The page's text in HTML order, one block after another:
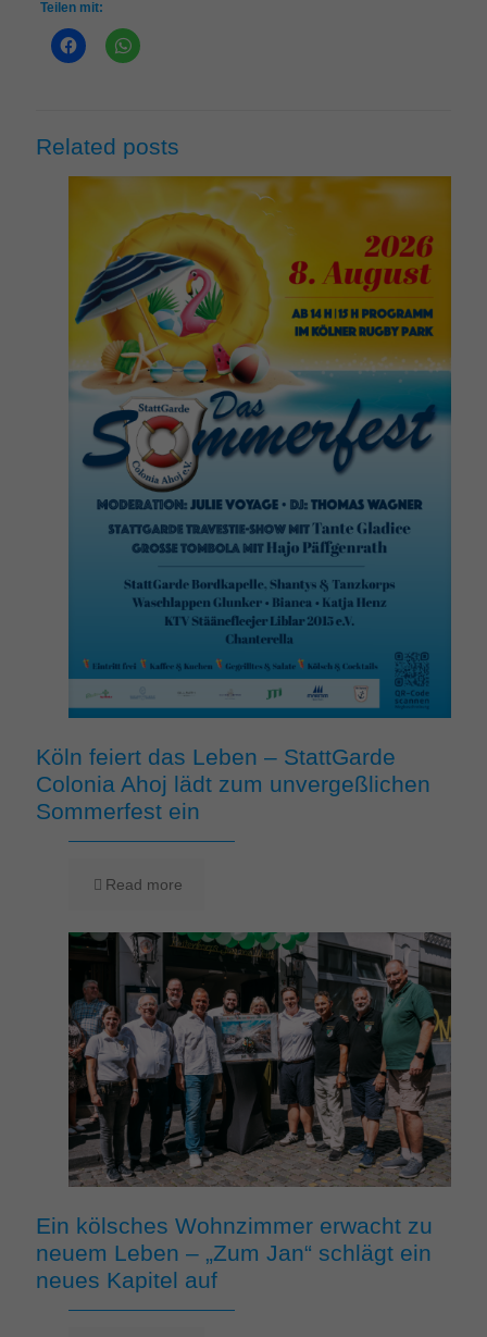
Teilen mit:
Related posts
Köln feiert das Leben – StattGarde
Colonia Ahoj lädt zum unvergeßlichen
Sommerfest ein
Read more
Ein kölsches Wohnzimmer erwacht zu
neuem Leben – „Zum Jan“ schlägt ein
neues Kapitel auf